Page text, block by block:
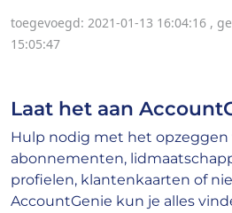
toegevoegd: 2021-01-13 16:04:16 ,
15:05:47
Laat het aan
Hulp nodig met het opzeggen
abonnementen,
profielen, klantenkaarten of
AccountGenie kun je alles